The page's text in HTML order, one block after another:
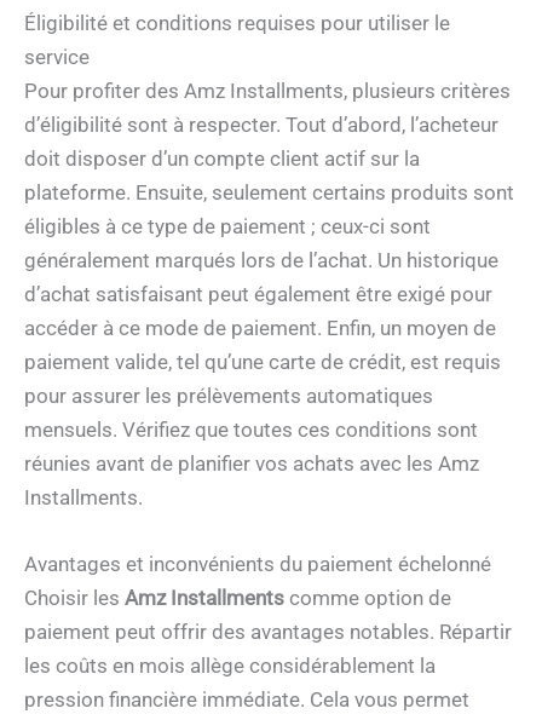
Éligibilité et conditions requises pour utiliser le
service
Pour profiter des Amz Installments, plusieurs critères
d’éligibilité sont à respecter. Tout d’abord, l’acheteur
doit disposer d’un compte client actif sur la
plateforme. Ensuite, seulement certains produits sont
éligibles à ce type de paiement ; ceux-ci sont
généralement marqués lors de l’achat. Un historique
d’achat satisfaisant peut également être exigé pour
accéder à ce mode de paiement. Enfin, un moyen de
paiement valide, tel qu’une carte de crédit, est requis
pour assurer les prélèvements automatiques
mensuels. Vérifiez que toutes ces conditions sont
réunies avant de planifier vos achats avec les Amz
Installments.
Avantages et inconvénients du paiement échelonné
Choisir les Amz Installments comme option de
paiement peut offrir des avantages notables. Répartir
les coûts en mois allège considérablement la
pression financière immédiate. Cela vous permet